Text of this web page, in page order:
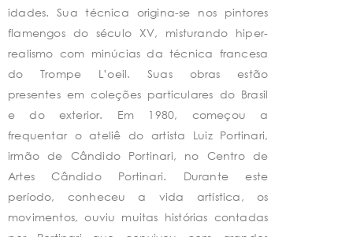
idades. Sua técnica origina-se nos pintores
flamengos do século XV, misturando hiper-
realismo com minúcias da técnica francesa
do Trompe L’oeil. Suas obras estão
presentes em coleções particulares do Brasil
e do exterior. Em 1980, começou a
frequentar o ateliê do artista Luiz Portinari,
irmão de Cândido Portinari, no Centro de
Artes Cândido Portinari. Durante este
período, conheceu a vida artística, os
movimentos, ouviu muitas histórias contadas